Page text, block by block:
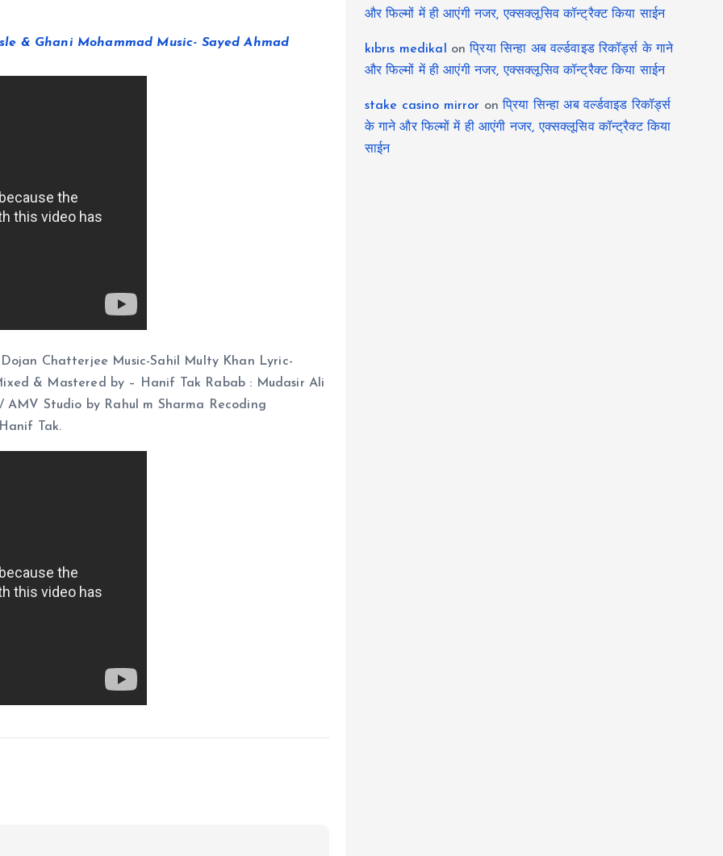
& Ghani Mohammad Music- Sayed Ahmad
Chatterjee Music-Sahil Multy Khan Lyric-
& Mastered by – Hanif Tak Rabab : Mudasir Ali
Studio by Rahul m Sharma Recoding
Tak.
और फिल्मों में ही आएंगी नजर, एक्सक्लूसिव कॉन्ट्रैक्ट किया साईन
kıbrıs medikal onप्रिया सिन्हा अब वर्ल्डवाइड रिकॉर्ड्स के गाने
और फिल्मों में ही आएंगी नजर, एक्सक्लूसिव कॉन्ट्रैक्ट किया साईन
stake casino mirror onप्रिया सिन्हा अब वर्ल्डवाइड रिकॉर्ड्स
के गाने और फिल्मों में ही आएंगी नजर, एक्सक्लूसिव कॉन्ट्रैक्ट किया
साईन